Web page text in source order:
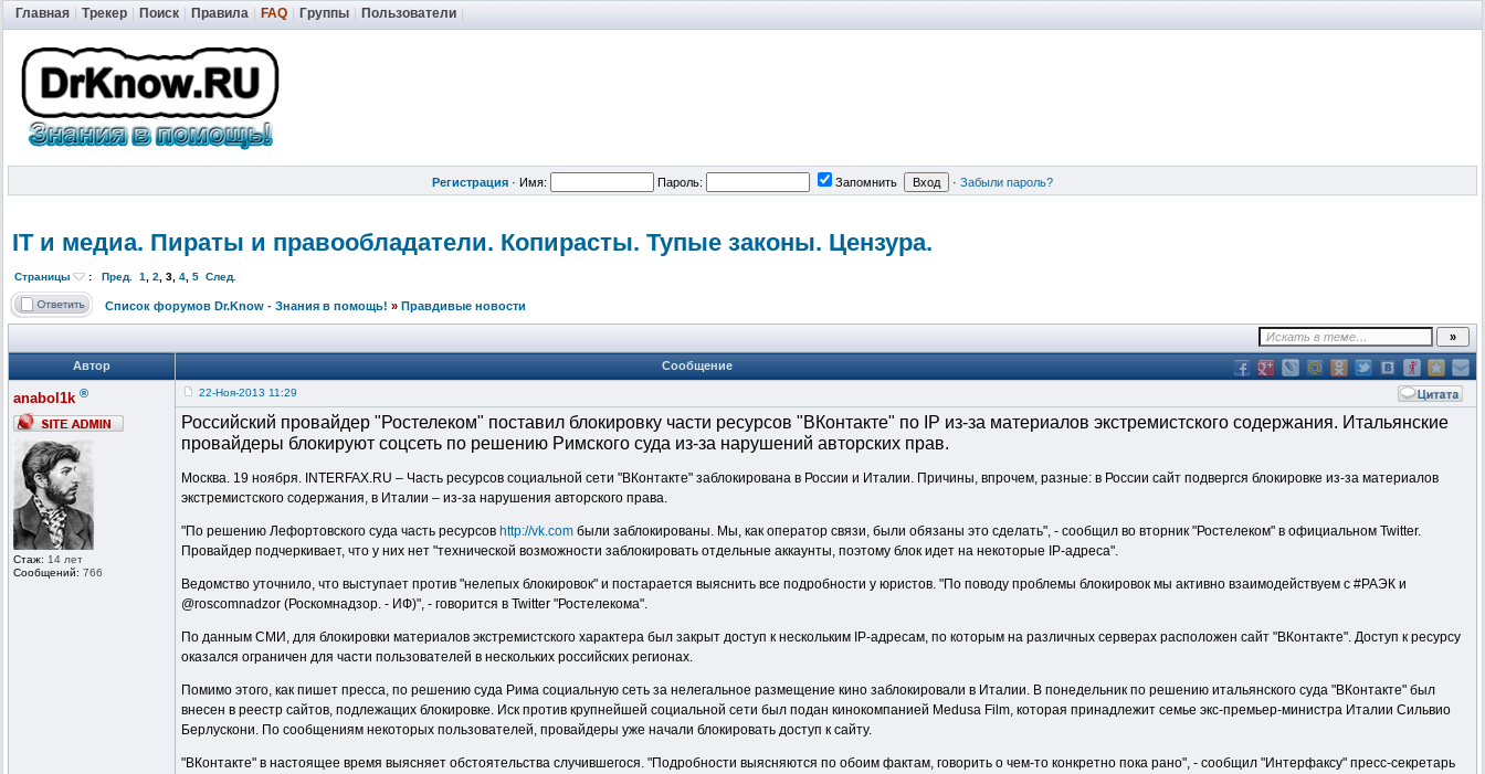
Главная Трекер Поиск Правила FAQ Группы Пользователи
Регистрация · Имя: Пароль: Запомнить · Забыли пароль?
IT и медиа. Пираты и правообладатели. Копирасты. Тупые законы. Цензура.
Страницы : Пред. 1, 2, 3, 4, 5 След.
Список форумов Dr.Know - Знания в помощь! » Правдивые новости
Автор Сообщение
anabol1k ®
Стаж: 14 лет
Сообщений: 766
22-Ноя-2013 11:29
Российский провайдер "Ростелеком" поставил блокировку части ресурсов "ВКонтакте" по IP из-за материалов экстремистского содержания. Итальянские
провайдеры блокируют соцсеть по решению Римского суда из-за нарушений авторских прав.
Москва. 19 ноября. INTERFAX.RU – Часть ресурсов социальной сети "ВКонтакте" заблокирована в России и Италии. Причины, впрочем, разные: в России сайт подвергся блокировке из-за материалов
экстремистского содержания, в Италии – из-за нарушения авторского права.
"По решению Лефортовского суда часть ресурсов http://vk.com были заблокированы. Мы, как оператор связи, были обязаны это сделать", - сообщил во вторник "Ростелеком" в официальном Twitter.
Провайдер подчеркивает, что у них нет "технической возможности заблокировать отдельные аккаунты, поэтому блок идет на некоторые IP-адреса".
Ведомство уточнило, что выступает против "нелепых блокировок" и постарается выяснить все подробности у юристов. "По поводу проблемы блокировок мы активно взаимодействуем с #РАЭК и
@roscomnadzor (Роскомнадзор. - ИФ)", - говорится в Twitter "Ростелекома".
По данным СМИ, для блокировки материалов экстремистского характера был закрыт доступ к нескольким IP-адресам, по которым на различных серверах расположен сайт "ВКонтакте". Доступ к ресурсу
оказался ограничен для части пользователей в нескольких российских регионах.
Помимо этого, как пишет пресса, по решению суда Рима социальную сеть за нелегальное размещение кино заблокировали в Италии. В понедельник по решению итальянского суда "ВКонтакте" был
внесен в реестр сайтов, подлежащих блокировке. Иск против крупнейшей социальной сети был подан кинокомпанией Medusa Film, которая принадлежит семье экс-премьер-министра Италии Сильвио
Берлускони. По сообщениям некоторых пользователей, провайдеры уже начали блокировать доступ к сайту.
"ВКонтакте" в настоящее время выясняет обстоятельства случившегося. "Подробности выясняются по обоим фактам, говорить о чем-то конкретно пока рано", - сообщил "Интерфаксу" пресс-секретарь